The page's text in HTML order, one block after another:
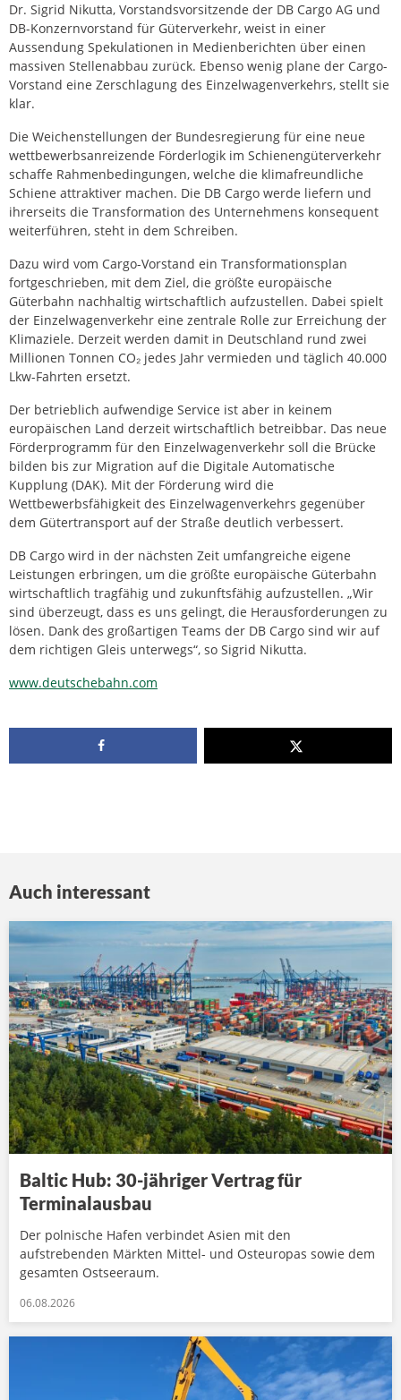
Dr. Sigrid Nikutta, Vorstandsvorsitzende der DB Cargo AG und
DB-Konzernvorstand für Güterverkehr, weist in einer
Aussendung Spekulationen in Medienberichten über einen
massiven Stellenabbau zurück. Ebenso wenig plane der Cargo-
Vorstand eine Zerschlagung des Einzelwagenverkehrs, stellt sie
klar.
Die Weichenstellungen der Bundesregierung für eine neue
wettbewerbsanreizende Förderlogik im Schienengüterverkehr
schaffe Rahmenbedingungen, welche die klimafreundliche
Schiene attraktiver machen. Die DB Cargo werde liefern und
ihrerseits die Transformation des Unternehmens konsequent
weiterführen, steht in dem Schreiben.
Dazu wird vom Cargo-Vorstand ein Transformationsplan
fortgeschrieben, mit dem Ziel, die größte europäische
Güterbahn nachhaltig wirtschaftlich aufzustellen. Dabei spielt
der Einzelwagenverkehr eine zentrale Rolle zur Erreichung der
Klimaziele. Derzeit werden damit in Deutschland rund zwei
Millionen Tonnen CO₂ jedes Jahr vermieden und täglich 40.000
Lkw-Fahrten ersetzt.
Der betrieblich aufwendige Service ist aber in keinem
europäischen Land derzeit wirtschaftlich betreibbar. Das neue
Förderprogramm für den Einzelwagenverkehr soll die Brücke
bilden bis zur Migration auf die Digitale Automatische
Kupplung (DAK). Mit der Förderung wird die
Wettbewerbsfähigkeit des Einzelwagenverkehrs gegenüber
dem Gütertransport auf der Straße deutlich verbessert.
DB Cargo wird in der nächsten Zeit umfangreiche eigene
Leistungen erbringen, um die größte europäische Güterbahn
wirtschaftlich tragfähig und zukunftsfähig aufzustellen. „Wir
sind überzeugt, dass es uns gelingt, die Herausforderungen zu
lösen. Dank des großartigen Teams der DB Cargo sind wir auf
dem richtigen Gleis unterwegs“, so Sigrid Nikutta.
www.deutschebahn.com
Auch interessant
Baltic Hub: 30-jähriger Vertrag für
Terminalausbau
Der polnische Hafen verbindet Asien mit den
aufstrebenden Märkten Mittel- und Osteuropas sowie dem
gesamten Ostseeraum.
06.08.2026